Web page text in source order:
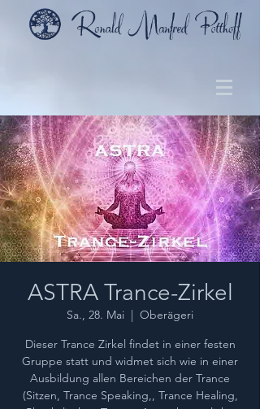
ASTRA Trance-Zirkel
Sa., 28. Mai
  |
Oberägeri
Dieser Trance Zirkel findet in einer festen
Gruppe statt und widmet sich wie in einer
Ausbildung allen Bereichen der Trance
(Sitzen, Trance Speaking,, Trance Healing,